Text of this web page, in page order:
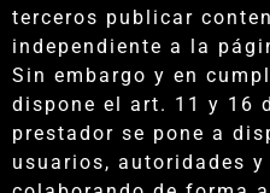
terceros publicar
independiente a la
Sin embargo y en
dispone el art. 11 y 16
prestador se pone a
usuarios, autoridades